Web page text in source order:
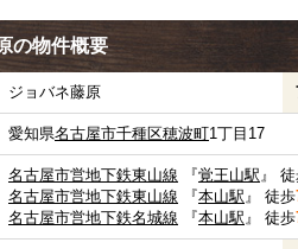
の物件概要
ジョバネ藤原
愛知県名古屋市千種区穂波町1丁目17
名古屋市営地下鉄東山線 『覚王山駅』
名古屋市営地下鉄東山線 『本山駅』 徒歩
名古屋市営地下鉄名城線 『本山駅』 徒歩